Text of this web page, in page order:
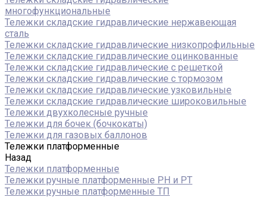
многофункциональные
Тележки складские гидравлические нержавеющая
сталь
Тележки складские гидравлические низкопрофильные
Тележки складские гидравлические оцинкованные
Тележки складские гидравлические с решеткой
Тележки складские гидравлические с тормозом
Тележки складские гидравлические узковильные
Тележки складские гидравлические широковильные
Тележки двухколесные ручные
Тележки для бочек (бочкокаты)
Тележки для газовых баллонов
Тележки платформенные
Назад
Тележки платформенные
Тележки ручные платформенные PH и PT
Тележки ручные платформенные ТП